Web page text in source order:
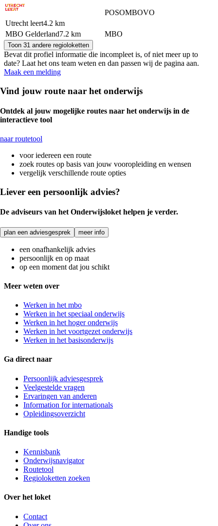
Utrecht leert4.2 km
POSOMBOVO
MBO Gelderland7.2 km MBO
Toon 31 andere regioloketten
Bevat dit profiel informatie die incompleet is, of niet meer up to
date? Laat het ons team weten en dan passen wij de pagina aan.
Maak een melding
Vind jouw route naar het onderwijs
Ontdek al jouw mogelijke routes naar het onderwijs in de
interactieve tool
naar routetool
voor iedereen een route
zoek routes op basis van jouw vooropleiding en wensen
vergelijk verschillende route opties
Liever een persoonlijk advies?
De adviseurs van het Onderwijsloket helpen je verder.
plan een adviesgesprek meer info
een onafhankelijk advies
persoonlijk en op maat
op een moment dat jou schikt
Meer weten over
Werken in het mbo
Werken in het speciaal onderwijs
Werken in het hoger onderwijs
Werken in het voortgezet onderwijs
Werken in het basisonderwijs
Ga direct naar
Persoonlijk adviesgesprek
Veelgestelde vragen
Ervaringen van anderen
Information for internationals
Opleidingsoverzicht
Handige tools
Kennisbank
Onderwijsnavigator
Routetool
Regioloketten zoeken
Over het loket
Contact